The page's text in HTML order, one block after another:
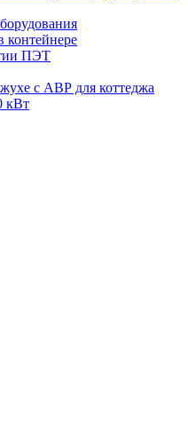
контейнере
ПЭТ
с АВР для коттеджа
кВт